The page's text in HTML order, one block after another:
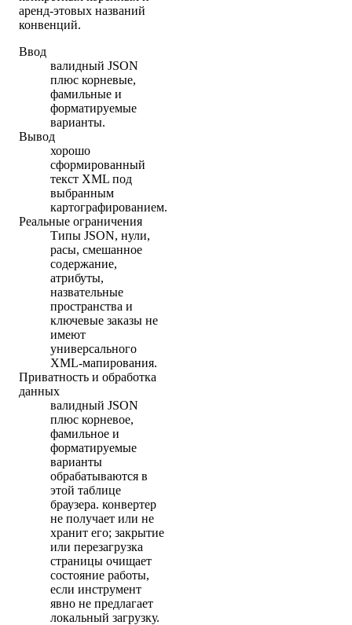
аренд-этовых названий
конвенций.
Ввод
валидный JSON
плюс корневые,
фамильные и
форматируемые
варианты.
Вывод
хорошо
сформированный
текст XML под
выбранным
картографированием.
Реальные ограничения
Типы JSON, нули,
расы, смешанное
содержание,
атрибуты,
назвательные
пространства и
ключевые заказы не
имеют
универсального
XML-мапирования.
Приватность и обработка
данных
валидный JSON
плюс корневое,
фамильное и
форматируемые
варианты
обрабатываются в
этой таблице
браузера. конвертер
не получает или не
хранит его; закрытие
или перезагрузка
страницы очищает
состояние работы,
если инструмент
явно не предлагает
локальный загрузку.